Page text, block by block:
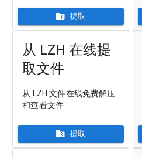
提取
从 LZH 在线提
取文件
从 LZH 文件在线免费解压
和查看文件
提取